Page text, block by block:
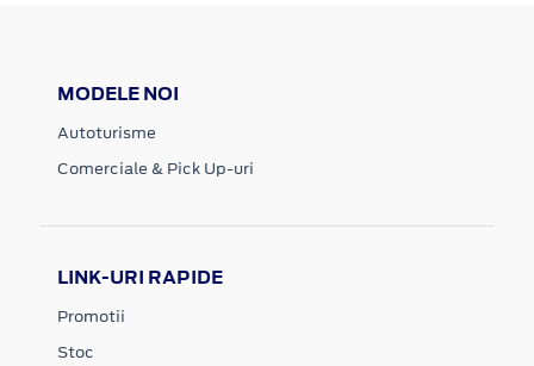
MODELE NOI
Autoturisme
Comerciale & Pick Up-uri
LINK-URI RAPIDE
Promotii
Stoc